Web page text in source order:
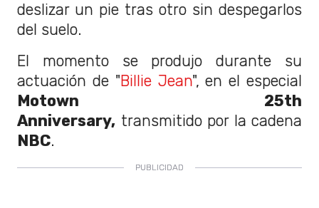
deslizar un pie tras otro sin despegarlos
del suelo.
El momento se produjo durante su
actuación de "Billie Jean", en el especial
Motown 25th
Anniversary, transmitido por la cadena
NBC.